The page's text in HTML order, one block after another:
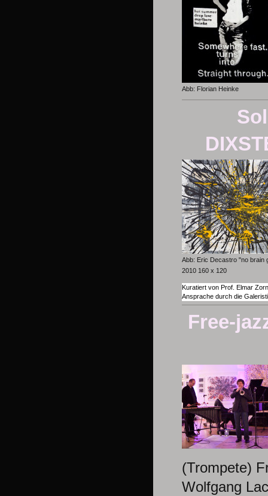
Abb: Florian Heinke
Abb: Eric Decastro "no brain
2010 160 x 120
Kuratiert von Prof. Elmar
Ansprache durch die
Free-
(Trompete)
Wolfgang